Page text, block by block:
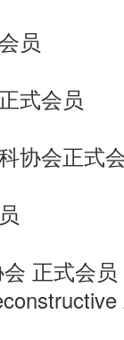
员
式会员
协会正式
正式会员